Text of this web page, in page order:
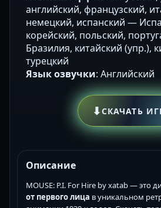
английский, французский,
немецкий, испанский —
корейский, польский,
Бразилия, китайский (упр.),
турецкий
Язык озвучки: Английский
⬇СКАЧАТЬ
Описание
MOUSE: P.I. For Hire by xatab — это
от первого лица в уникальном